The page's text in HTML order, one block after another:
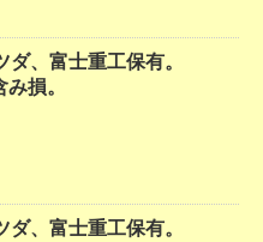
ダ、富士重工保有。
損。
ダ、富士重工保有。